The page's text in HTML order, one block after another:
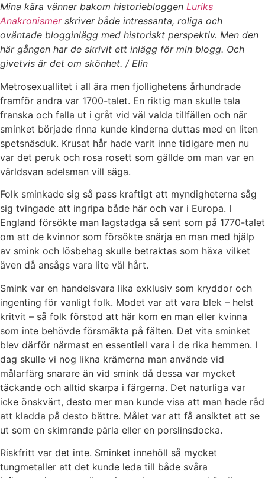
Mina kära vänner bakom historiebloggen Luriks
Anakronismerskriver både intressanta, roliga och
oväntade blogginlägg med historiskt perspektiv. Men den
här gången har de skrivit ett inlägg för min blogg. Och
givetvis är det om skönhet. / Elin
Metrosexuallitet i all ära men fjollighetens århundrade
framför andra var 1700-talet. En riktig man skulle tala
franska och falla ut i gråt vid väl valda tillfällen och när
sminket började rinna kunde kinderna duttas med en liten
spetsnäsduk. Krusat hår hade varit inne tidigare men nu
var det peruk och rosa rosett som gällde om man var en
världsvan adelsman vill säga.
Folk sminkade sig så pass kraftigt att myndigheterna såg
sig tvingade att ingripa både här och var i Europa. I
England försökte man lagstadga så sent som på 1770-talet
om att de kvinnor som försökte snärja en man med hjälp
av smink och lösbehag skulle betraktas som häxa vilket
även då ansågs vara lite väl hårt.
Smink var en handelsvara lika exklusiv som kryddor och
ingenting för vanligt folk. Modet var att vara blek – helst
kritvit – så folk förstod att här kom en man eller kvinna
som inte behövde försmäkta på fälten. Det vita sminket
blev därför närmast en essentiell vara i de rika hemmen. I
dag skulle vi nog likna krämerna man använde vid
målarfärg snarare än vid smink då dessa var mycket
täckande och alltid skarpa i färgerna. Det naturliga var
icke önskvärt, desto mer man kunde visa att man hade råd
att kladda på desto bättre. Målet var att få ansiktet att se
ut som en skimrande pärla eller en porslinsdocka.
Riskfritt var det inte. Sminket innehöll så mycket
tungmetaller att det kunde leda till både svåra